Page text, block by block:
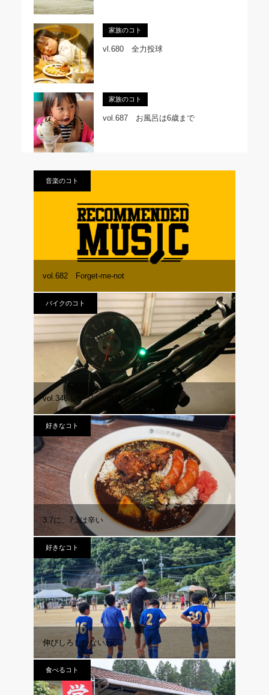
家族のコト
vl.680 全力投球
家族のコト
vol.687 お風呂は6歳まで
音楽のコト
vol.682 Forget-me-not
バイクのコト
vol.346 やっぱ、見逃すよね。
好きなコト
3:7に、7:3は辛い
好きなコト
伸びしろしかないわ
食べるコト